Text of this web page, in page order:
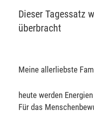
Dieser Tagessatz
überbracht
Meine allerliebste
heute werden
Für das